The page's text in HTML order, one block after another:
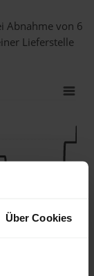
Über Cookies
Abnahmevon 6
Lieferstelle